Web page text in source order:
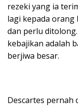
rezeki yang ia
lagi kepada orang
dan perlu
kebajikan adalah
berjiwa besar.
Descartes pernah